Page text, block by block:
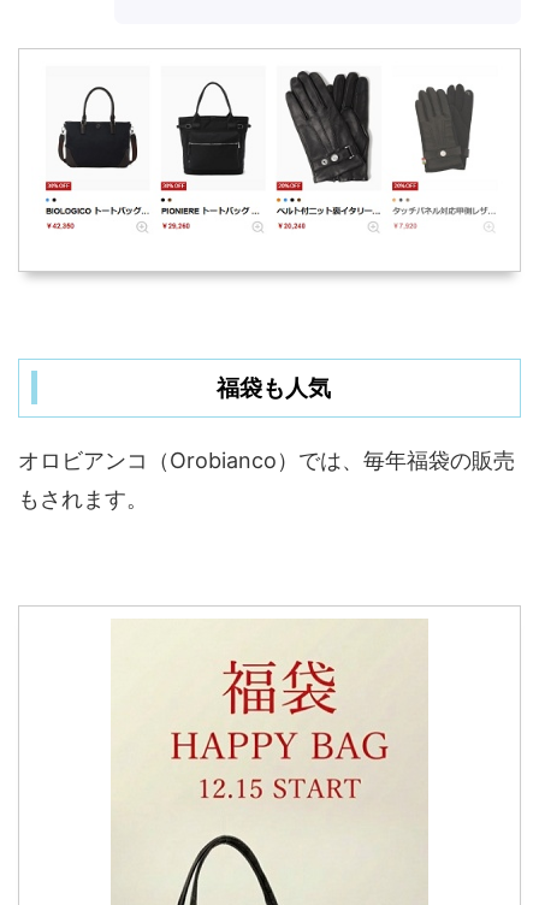
福袋も人気
オロビアンコ（Orobianco）では、毎年福袋の販売
もされます。